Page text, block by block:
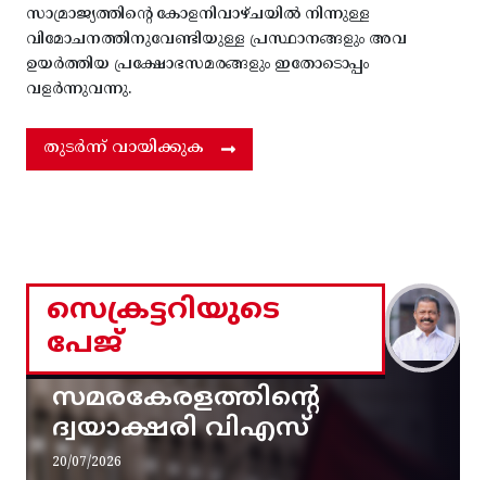
സാമ്രാജ്യത്തിന്റെ കോളനിവാഴ്ചയിൽ നിന്നുള്ള
വിമോചനത്തിനുവേണ്ടിയുള്ള പ്രസ്ഥാനങ്ങളും അവ
ഉയർത്തിയ പ്രക്ഷോഭസമരങ്ങളും ഇതോടൊപ്പം
വളർന്നുവന്നു.
തുടർന്ന് വായിക്കുക
സെക്രട്ടറിയുടെ
പേജ്
സമരകേരളത്തിൻ്റെ
ദ്വയാക്ഷരി വിഎസ്
20/07/2026